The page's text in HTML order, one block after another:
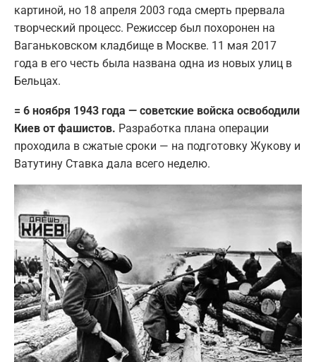
картиной, но 18 апреля 2003 года смерть прервала
творческий процесс. Режиссер был похоронен на
Ваганьковском кладбище в Москве. 11 мая 2017
года в его честь была названа одна из новых улиц в
Бельцах.
= 6 ноября 1943 года — советские войска освободили
Киев от фашистов. Разработка плана операции
проходила в сжатые сроки — на подготовку Жукову и
Ватутину Ставка дала всего неделю.